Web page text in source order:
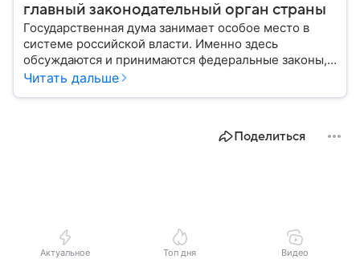
главный законодательный орган страны
Государственная дума занимает особое место в
системе российской власти. Именно здесь
обсуждаются и принимаются федеральные законы,
определяющие развитие государства, экономики и
Разбираемся, как устроена Госдума, какие
Читать дальше
Поделиться
Актуальное Топ дня Видео